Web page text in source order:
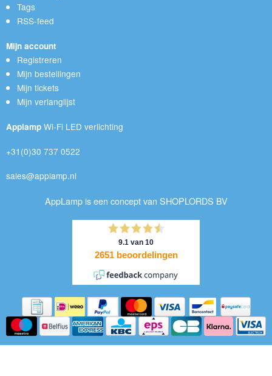
Tags
RSS-feed
Mijn account
Registreren
Mijn bestellingen
Mijn tickets
Mijn verlanglijst
Applamp Wi-Fi LED verlichting
+31(0)30 737 0522
sales@applamp.nl
AppLamp is een concept van SHOPLORDS BV